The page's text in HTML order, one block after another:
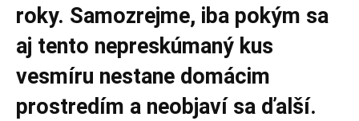
roky. Samozrejme, iba pokým sa
aj tento nepreskúmaný kus
vesmíru nestane domácim
prostredím a neobjaví sa ďalší.